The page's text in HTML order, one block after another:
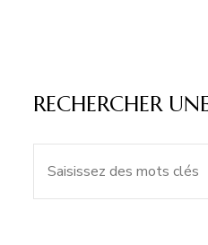
RECHERCHER